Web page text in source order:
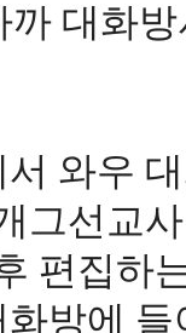
대화방
와우
그선교
편집하
방에